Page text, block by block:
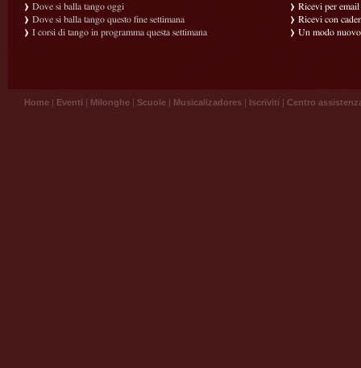
Dove si balla tango oggi
Dove si balla tango questo fine settimana
I corsi di tango in programma questa settimana
Ricevi per
Ricevi con
Un modo
Home | Eventi | Milonghe | Scuole | Musicalizadores | Iscriviti | Centro